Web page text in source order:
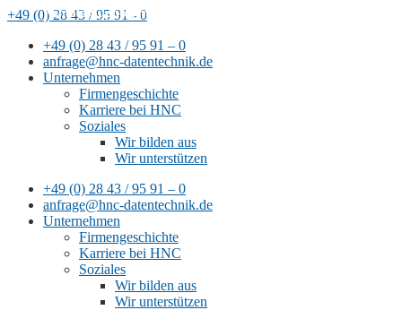
+49 (0) 28 43 / 95 91 - 0
+49 (0) 28 43 / 95 91 – 0
anfrage@hnc-datentechnik.de
Unternehmen
Firmengeschichte
Karriere bei HNC
Soziales
Wir bilden aus
Wir unterstützen
+49 (0) 28 43 / 95 91 – 0
anfrage@hnc-datentechnik.de
Unternehmen
Firmengeschichte
Karriere bei HNC
Soziales
Wir bilden aus
Wir unterstützen
Remote-Support mit